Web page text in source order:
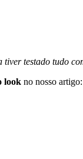
testado tudo
look no nosso artigo: